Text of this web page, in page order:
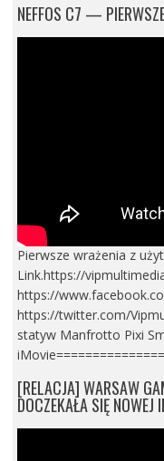
NEFFOS C7 —
Pierwsze wrażenia z
Link.https://
https://
https://twitter.com/
statyw Manfrotto Pixi
[RELACJA] WARSAW
DOCZEKAŁA SIĘ NOWEJ